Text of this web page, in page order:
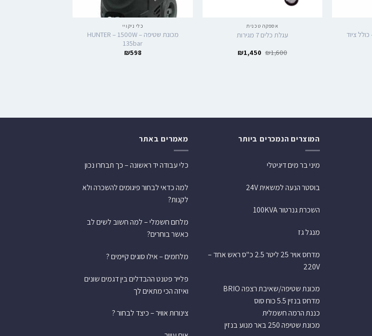
פנורמית קוטר 60 – כולל ציוד
אספקה טכנית
עגלת כלים 7 מגירות
₪1,600
₪1,450
כלי ניקויי
מכונת שטיפה HUNTER – 1500W –
135bar
₪598
המוצרים הנמכרים ביותר
מיני בר מים דיגיטלי
בוסטר הנעה למשאית 24V
השכרת גנרטור 100KVA
מנגל גז
מדחס אויר 25 ליטר 2.5 כ"ס ראש אחד –
220V
מכונת שטיפה/שאיבת רצפה BRIO
מדחס בנזין 5.5 כוח סוס
כננת הרמה חשמלית
מכונת שטיפה 250 באר מנוע בנזין
מאמרים באתר
כלי עבודה יד ראשונה – כך תבחרו נכון
למה כדאי לבחור פיגומים להשכרה ולא
לקנות?
מלחם חשמלי – למה חשוב לשים לב
כאשר בוחרים?
מלחמים – אילו סוגים קיימים ?
פלייר פטנט ההבדלים בין דגמים שונים
ואיזה הכי מתאים לך
צינורות אוויר – כיצד לבחור ?